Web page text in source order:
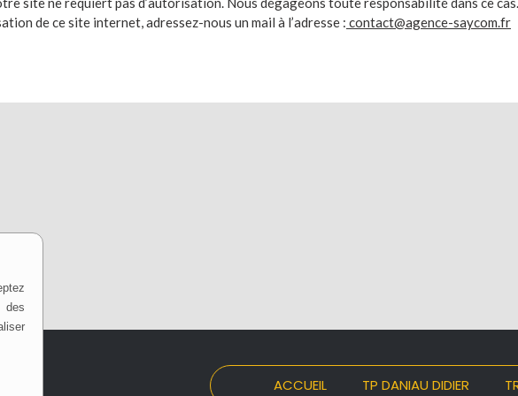
de ce site internet, adressez-nous un mail à l’adresse : contact@agence-saycom.fr
ACCUEIL TP DANIAU DIDIER
des